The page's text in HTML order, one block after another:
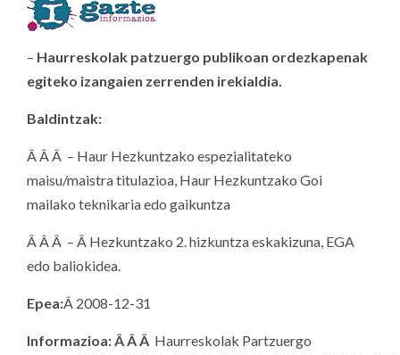
– Haurreskolak patzuergo publikoan ordezkapenak
egiteko izangaien zerrenden irekialdia.
Baldintzak:
Â Â Â – Haur Hezkuntzako espezialitateko
maisu/maistra titulazioa, Haur Hezkuntzako Goi
mailako teknikaria edo gaikuntza
Â Â Â – Â Hezkuntzako 2. hizkuntza eskakizuna, EGA
edo baliokidea.
Epea:Â 2008-12-31
Informazioa:Â Â Â Haurreskolak Partzuergo